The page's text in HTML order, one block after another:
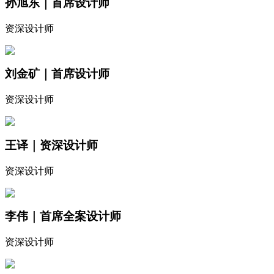
孙旭东｜首席设计师
资深设计师
刘金矿｜首席设计师
资深设计师
王译｜资深设计师
资深设计师
李伟｜首席全案设计师
资深设计师